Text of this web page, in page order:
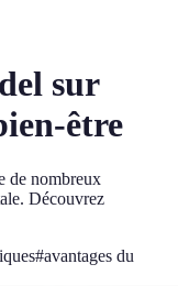
sur
être
de nombreux
Découvrez
#avantages du